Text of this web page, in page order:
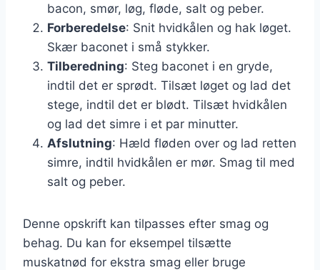
bacon, smør, løg, fløde, salt og peber.
Forberedelse: Snit hvidkålen og hak løget.
Skær baconet i små stykker.
Tilberedning: Steg baconet i en gryde,
indtil det er sprødt. Tilsæt løget og lad det
stege, indtil det er blødt. Tilsæt hvidkålen
og lad det simre i et par minutter.
Afslutning: Hæld fløden over og lad retten
simre, indtil hvidkålen er mør. Smag til med
salt og peber.
Denne opskrift kan tilpasses efter smag og
behag. Du kan for eksempel tilsætte
muskatnød for ekstra smag eller bruge